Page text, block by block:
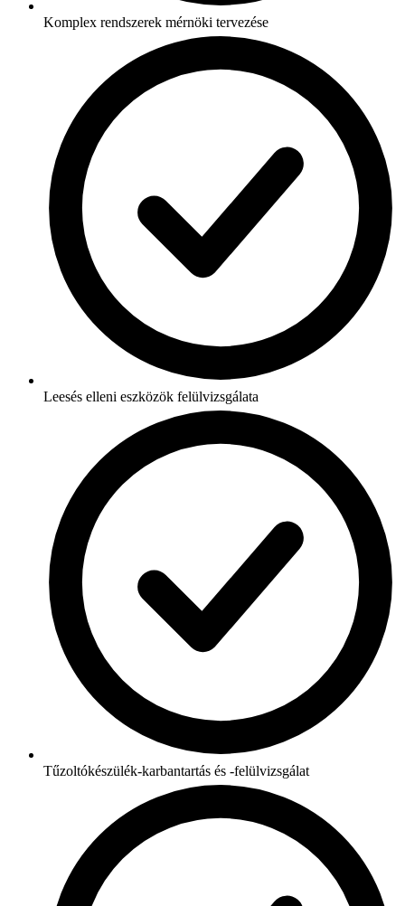
Komplex rendszerek mérnöki tervezése
Leesés elleni eszközök felülvizsgálata
Tűzoltókészülék-karbantartás és -felülvizsgálat